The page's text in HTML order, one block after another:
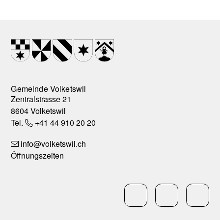
Footer
Wappen
Gemeinde Volketswil
Zentralstrasse 21
8604 Volketswil
Tel.
+41 44 910 20 20
info@volketswil.ch
Öffnungszeiten
LinkedIn